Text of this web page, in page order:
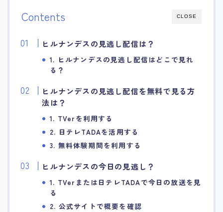
CLOSE
Contents
ヒルナンデスの見逃し配信は？
1. ヒルナンデスの見逃し配信はどこで見れ
る？
ヒルナンデスの見逃し配信を無料で見る方
法は？
1. TVerを利用する
2. 日テレTADAを活用する
3. 無料体験期間を利用する
ヒルナンデスの今日の見逃し？
1. TVerまたは日テレTADAで今日の放送を見
る
2. 公式サイトで概要を確認